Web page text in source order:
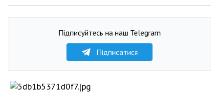
Підписуйтесь на наш Telegram
Підписатися